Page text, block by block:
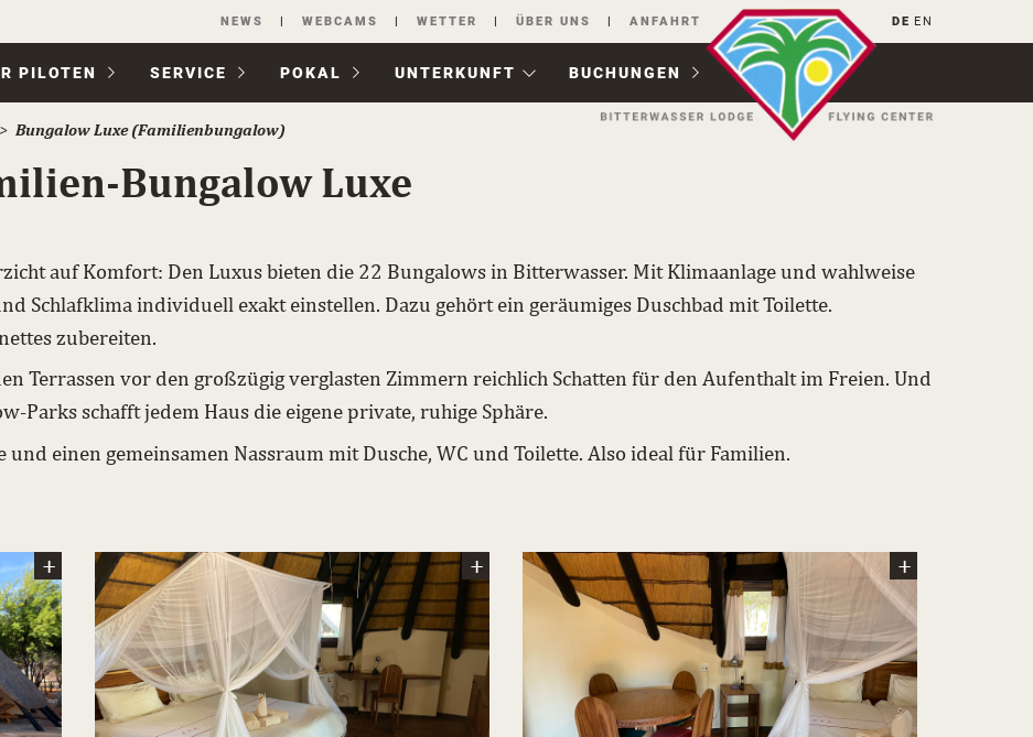
Navigation
überspringen
NEWS WEBCAMS WETTER ÜBER UNS ANFAHRT DE EN
PILOTEN SERVICE POKAL UNTER­KUNFT BUCHUNGEN
Bungalow Luxe ­(Familienbungalow)
Bungalow Luxe
auf Komfort: Den Luxus bieten die 22 Bungalows in Bitterwasser. Mit Klimaanlage und wahlweise
Schlafklima individuell exakt einstellen. Dazu gehört ein geräumiges Duschbad mit Toilette.
zubereiten.
Terrassen vor den großzügig verglasten Zimmern reichlich Schatten für den Aufenthalt im Freien. Und
Parks schafft jedem Haus die eigene private, ruhige Sphäre.
einen gemeinsamen Nassraum mit Dusche, WC und Toilette. Also ideal für Familien.